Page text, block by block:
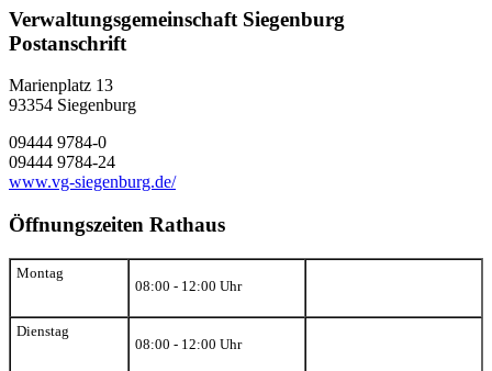
Verwaltungsgemeinschaft Siegenburg
Postanschrift
Marienplatz 13
93354 Siegenburg
09444 9784-0
09444 9784-24
www.vg-siegenburg.de/
Öffnungszeiten Rathaus
Montag
08:00 - 12:00 Uhr
Dienstag
08:00 - 12:00 Uhr